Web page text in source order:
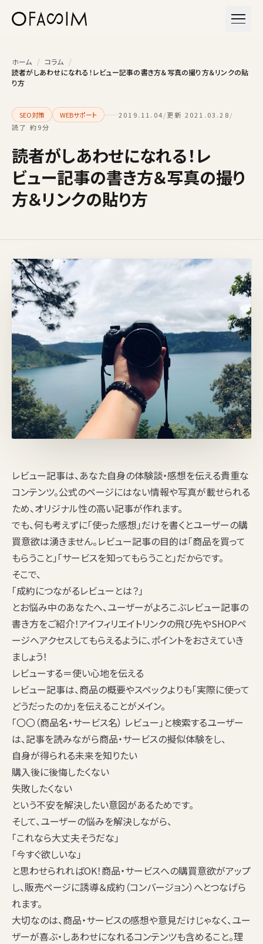
メニ
ホーム / コラム /
読者がしあわせになれる！レビュー記事の書き方＆写真の撮り方＆リンクの貼
り方
SEO対策 WEBサポート 2019.11.04/更新 2021.03.28/
読了 約9分
読者がしあわせになれる！レ
ビュー記事の書き方＆写真の撮り
方＆リンクの貼り方
レビュー記事は、あなた自身の体験談・感想を伝える貴重な
コンテンツ。公式のページにはない情報や写真が載せられる
ため、オリジナル性の高い記事が作れます。
でも、何も考えずに「使った感想」だけを書くとユーザーの購
買意欲は湧きません。レビュー記事の目的は「商品を買って
もらうこと」「サービスを知ってもらうこと」だからです。
そこで、
「成約につながるレビューとは？ 」
とお悩み中のあなたへ、ユーザーがよろこぶレビュー記事の
書き方をご紹介！アイフィリエイトリンクの飛び先やSHOPペ
ージへアクセスしてもらえるように、ポイントをおさえていき
ましょう！
レビューする＝使い心地を伝える
レビュー記事は、商品の概要やスペックよりも「実際に使って
どうだったのか」を伝えることがメイン。
「〇〇（商品名・サービス名） レビュー 」と検索するユーザー
は、記事を読みながら商品・サービスの擬似体験をし、
自身が得られる未来を知りたい
購入後に後悔したくない
失敗したくない
という不安を解決したい意図があるためです。
そして、ユーザーの悩みを解決しながら、
「これなら大丈夫そうだな 」
「今すぐ欲しいな 」
と思わせられればOK！商品・サービスへの購買意欲がアップ
し、販売ページに誘導＆成約（コンバージョン）へとつなげら
れます。
大切なのは、商品・サービスの感想や意見だけじゃなく、ユー
ザーが喜ぶ・しあわせになれるコンテンツも含めること。理